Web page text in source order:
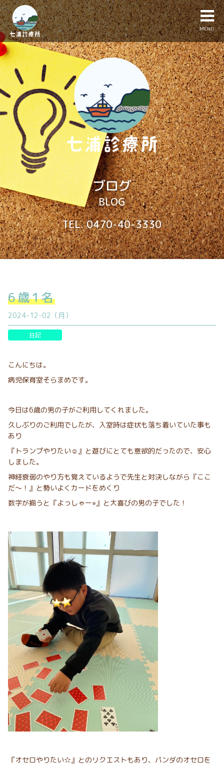
MENU
ブログ
BLOG
TEL. 0470-40-3330
6歳1名
2024-12-02（月）
日記
こんにちは。
病児保育室そらまめです。
今日は6歳の男の子がご利用してくれました。
久しぶりのご利用でしたが、入室時は症状も落ち着いていた事も
あり
『トランプやりたい☺︎』と遊びにとても意欲的だったので、安心
しました。
神経衰弱のやり方も覚えているようで先生と対決しながら『ここ
だ〜！』と勢いよくカードをめくり
数字が揃うと『よっしゃー⭐︎』と大喜びの男の子でした！
『オセロやりたい☆』とのリクエストもあり、パンダのオセロを